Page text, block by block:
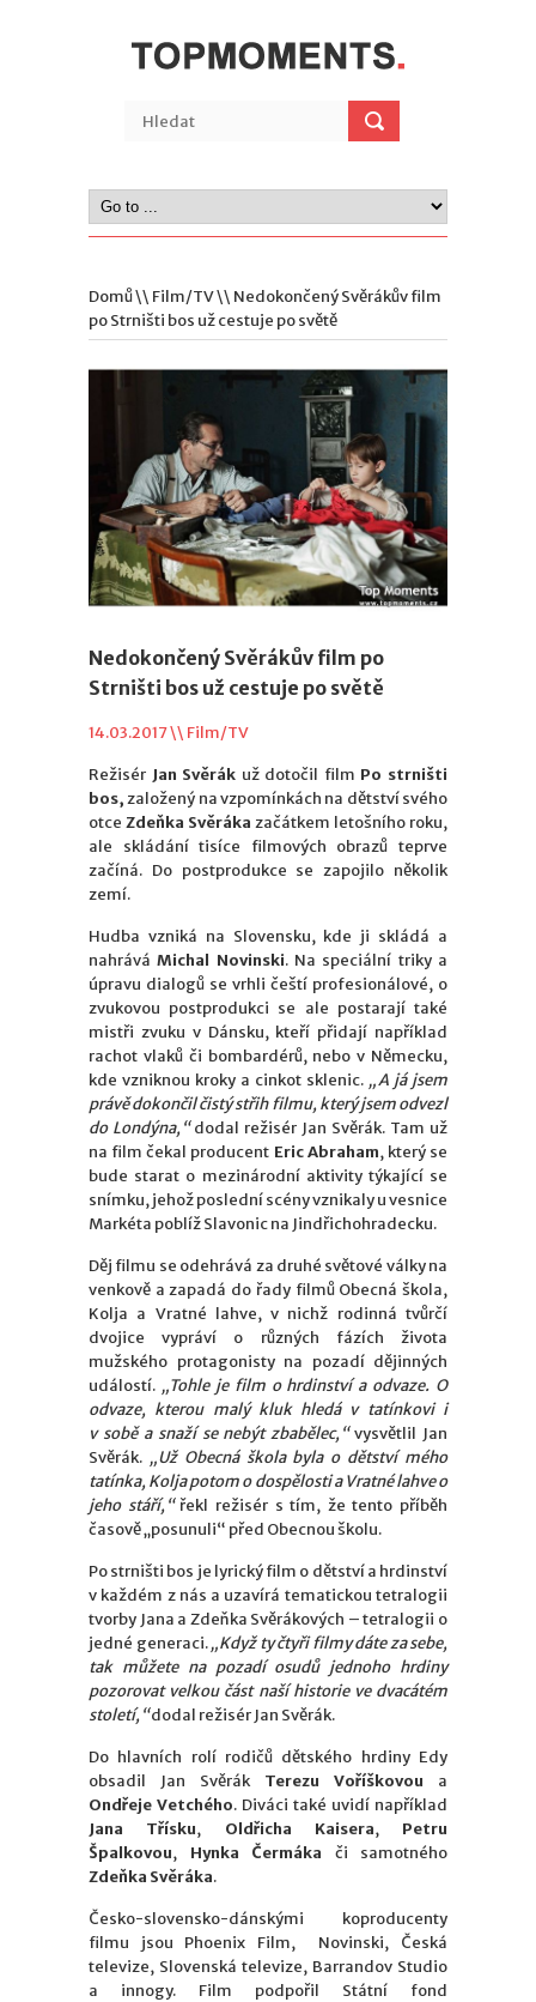
Domů\\ Film/TV\\ Nedokončený Svěrákův film
po Strništi bos už cestuje po světě
Nedokončený Svěrákův film po
Strništi bos už cestuje po světě
14.03.2017 \\ Film/TV
Režisér Jan Svěrák už dotočil film Po strništi
bos,založený na vzpomínkách na dětství svého
otce Zdeňka Svěráka začátkem letošního roku,
ale skládání tisíce filmových obrazů teprve
začíná. Do postprodukce se zapojilo několik
zemí.
Hudba vzniká na Slovensku, kde ji skládá a
nahráváMichal Novinski. Na speciální triky a
úpravu dialogů se vrhli čeští profesionálové, o
zvukovou postprodukci se ale postarají také
mistři zvuku v Dánsku, kteří přidají například
rachot vlaků či bombardérů, nebo v Německu,
kde vzniknou kroky a cinkot sklenic. „A já jsem
právě dokončil čistý střih filmu, který jsem odvezl
do Londýna,“dodal režisér Jan Svěrák. Tam už
na film čekal producent Eric Abraham, který se
bude starat o mezinárodní aktivity týkající se
snímku, jehož poslední scény vznikaly u vesnice
Markéta poblíž Slavonic na Jindřichohradecku.
Děj filmu se odehrává za druhé světové války na
venkově a zapadá do řady filmů Obecná škola,
Kolja a Vratné lahve, v nichž rodinná tvůrčí
dvojice vypráví o různých fázích života
mužského protagonisty na pozadí dějinných
událostí. „Tohle je film o hrdinství a odvaze. O
odvaze, kterou malý kluk hledá v tatínkovi i
v sobě a snaží se nebýt zbabělec,“vysvětlil Jan
Svěrák. „Už Obecná škola byla o dětství mého
tatínka, Kolja potom o dospělosti a Vratné lahve o
jeho stáří,“řekl režisér s tím, že tento příběh
časově „posunuli“ před Obecnou školu.
Po strništi bos je lyrický film o dětství a hrdinství
v každém z nás a uzavírá tematickou tetralogii
tvorby Jana a Zdeňka Svěrákových – tetralogii o
jedné generaci.„Když ty čtyři filmy dáte za sebe,
tak můžete na pozadí osudů jednoho hrdiny
pozorovat velkou část naší historie ve dvacátém
století,“dodal režisér Jan Svěrák.
Do hlavních rolí rodičů dětského hrdiny Edy
obsadil Jan Svěrák Terezu Voříškovou a
Ondřeje Vetchého. Diváci také uvidí například
Jana Třísku, Oldřicha Kaisera, Petru
Špalkovou, Hynka Čermáka či samotného
Zdeňka Svěráka.
Česko-slovensko-dánskými koproducenty
filmu jsou Phoenix Film, Novinski, Česká
televize, Slovenská televize, Barrandov Studio
a innogy. Film podpořil Státní fond